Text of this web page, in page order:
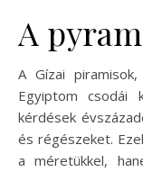
A
A Gízai
Egyiptom csodái
kérdések
és régészeket.
a méretükkel,